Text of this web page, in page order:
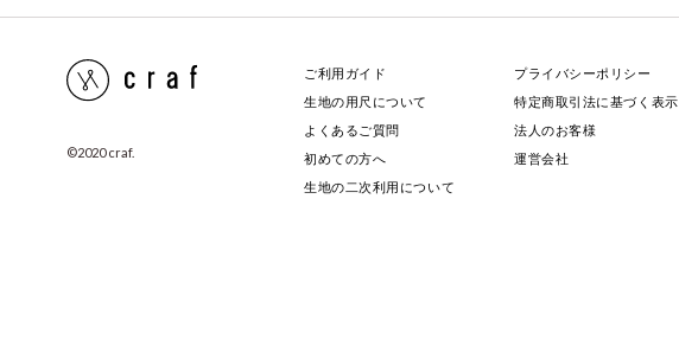
ご利用ガイド
生地の用尺について
よくあるご質問
初めての方へ
生地の二次利用について
プライバシーポリシー
特定商取引法に基づく表示
法人のお客様
運営会社
©️2020 craf.